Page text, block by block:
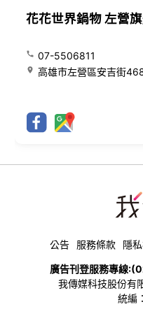
花花世界鍋物 左營
07-5506811
高雄市左營區安吉街
公告 服務條款 隱
廣告刊登服務專線:
我傳媒科技股份有
統編